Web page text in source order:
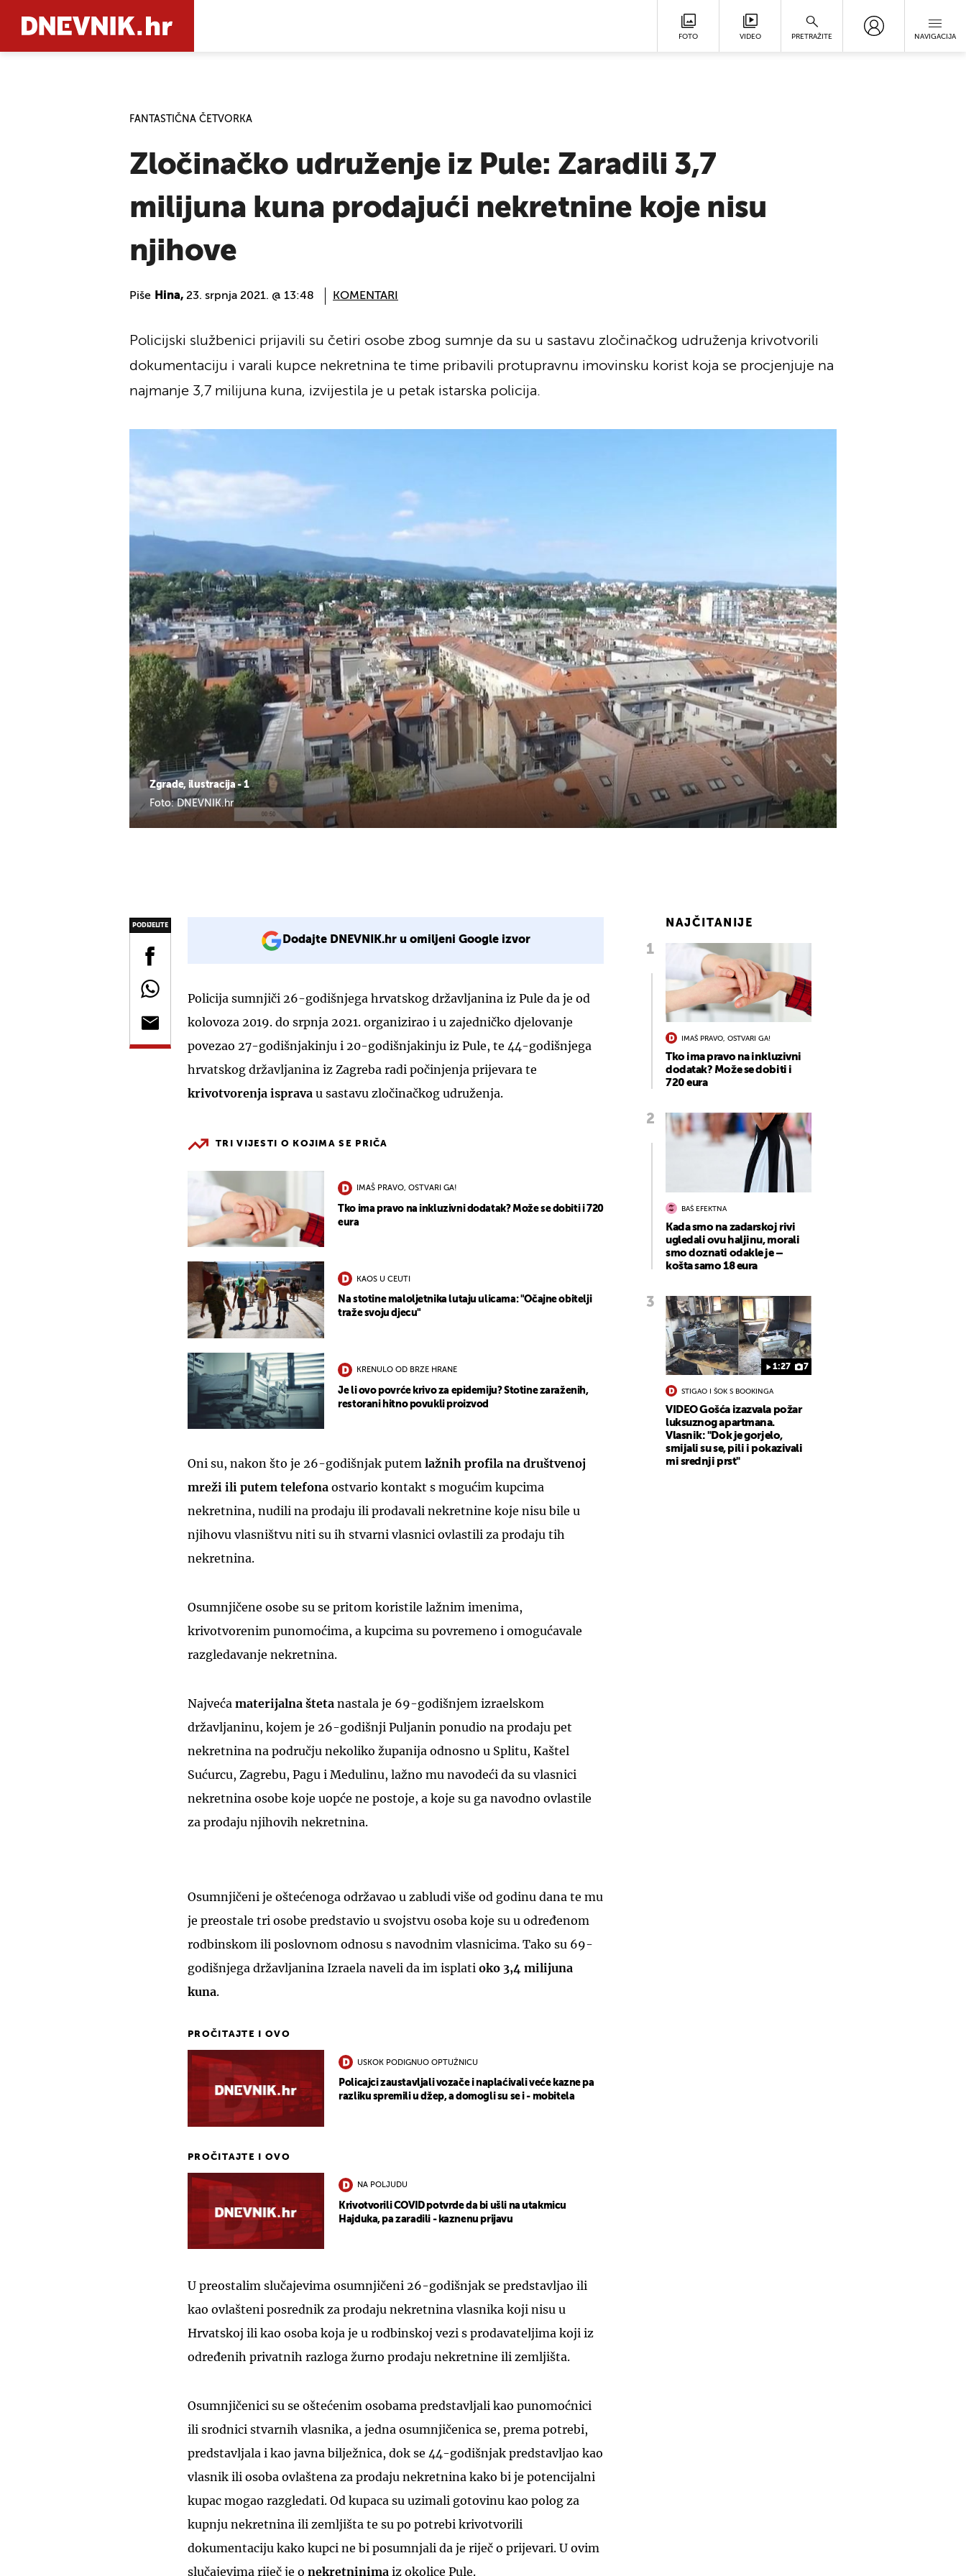
FOTO VIDEO PRETRAŽITE NAVIGACIJA
FANTASTIČNA ČETVORKA
Zločinačko udruženje iz Pule: Zaradili 3,7
milijuna kuna prodajući nekretnine koje nisu
njihove
Piše Hina, 23. srpnja 2021. @ 13:48 KOMENTARI
Zgrade, ilustracija - 1
Foto: DNEVNIK.hr
Policijski službenici prijavili su četiri osobe zbog sumnje da su u sastavu zločinačkog udruženja krivotvorili
dokumentaciju i varali kupce nekretnina te time pribavili protupravnu imovinsku korist koja se procjenjuje na
najmanje 3,7 milijuna kuna, izvijestila je u petak istarska policija.
PODIJELITE
Dodajte DNEVNIK.hr u omiljeni Google izvor
Policija sumnjiči 26-godišnjega hrvatskog državljanina iz Pule da je od
kolovoza 2019. do srpnja 2021. organizirao i u zajedničko djelovanje
povezao 27-godišnjakinju i 20-godišnjakinju iz Pule, te 44-godišnjega
hrvatskog državljanina iz Zagreba radi počinjenja prijevara te
krivotvorenja isprava u sastavu zločinačkog udruženja.
TRI VIJESTI O KOJIMA SE PRIČA
IMAŠ PRAVO, OSTVARI GA!
Tko ima pravo na inkluzivni dodatak? Može se dobiti i 720
eura
KAOS U CEUTI
Na stotine maloljetnika lutaju ulicama: "Očajne obitelji
traže svoju djecu"
KRENULO OD BRZE HRANE
Je li ovo povrće krivo za epidemiju? Stotine zaraženih,
restorani hitno povukli proizvod
Oni su, nakon što je 26-godišnjak putem lažnih profila na društvenoj
mreži ili putem telefona ostvario kontakt s mogućim kupcima
nekretnina, nudili na prodaju ili prodavali nekretnine koje nisu bile u
njihovu vlasništvu niti su ih stvarni vlasnici ovlastili za prodaju tih
nekretnina.
Osumnjičene osobe su se pritom koristile lažnim imenima,
krivotvorenim punomoćima, a kupcima su povremeno i omogućavale
razgledavanje nekretnina.
Najveća materijalna šteta nastala je 69-godišnjem izraelskom
državljaninu, kojem je 26-godišnji Puljanin ponudio na prodaju pet
nekretnina na području nekoliko županija odnosno u Splitu, Kaštel
Sućurcu, Zagrebu, Pagu i Medulinu, lažno mu navodeći da su vlasnici
nekretnina osobe koje uopće ne postoje, a koje su ga navodno ovlastile
za prodaju njihovih nekretnina.
Osumnjičeni je oštećenoga održavao u zabludi više od godinu dana te mu
je preostale tri osobe predstavio u svojstvu osoba koje su u određenom
rodbinskom ili poslovnom odnosu s navodnim vlasnicima. Tako su 69-
godišnjega državljanina Izraela naveli da im isplati oko 3,4 milijuna
kuna.
PROČITAJTE I OVO
USKOK PODIGNUO OPTUŽNICU
Policajci zaustavljali vozače i naplaćivali veće kazne pa
razliku spremili u džep, a domogli su se i - mobitela
PROČITAJTE I OVO
NA POLJUDU
Krivotvorili COVID potvrde da bi ušli na utakmicu
Hajduka, pa zaradili - kaznenu prijavu
U preostalim slučajevima osumnjičeni 26-godišnjak se predstavljao ili
kao ovlašteni posrednik za prodaju nekretnina vlasnika koji nisu u
Hrvatskoj ili kao osoba koja je u rodbinskoj vezi s prodavateljima koji iz
određenih privatnih razloga žurno prodaju nekretnine ili zemljišta.
Osumnjičenici su se oštećenim osobama predstavljali kao punomoćnici
ili srodnici stvarnih vlasnika, a jedna osumnjičenica se, prema potrebi,
predstavljala i kao javna bilježnica, dok se 44-godišnjak predstavljao kao
vlasnik ili osoba ovlaštena za prodaju nekretnina kako bi je potencijalni
kupac mogao razgledati. Od kupaca su uzimali gotovinu kao polog za
kupnju nekretnina ili zemljišta te su po potrebi krivotvorili
dokumentaciju kako kupci ne bi posumnjali da je riječ o prijevari. U ovim
slučajevima riječ je o nekretninima iz okolice Pule.
NAJČITANIJE
IMAŠ PRAVO, OSTVARI GA!
Tko ima pravo na inkluzivni
dodatak? Može se dobiti i
720 eura
BAŠ EFEKTNA
Kada smo na zadarskoj rivi
ugledali ovu haljinu, morali
smo doznati odakle je –
košta samo 18 eura
1:27 7
STIGAO I ŠOK S BOOKINGA
VIDEO Gošća izazvala požar
luksuznog apartmana.
Vlasnik: "Dok je gorjelo,
smijali su se, pili i pokazivali
mi srednji prst"
UKLJUČITE NOTIFIKACIJE